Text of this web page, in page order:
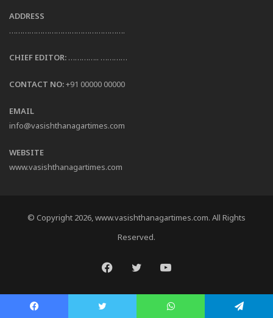
ADDRESS
…………………………………………….
CHIEF EDITOR: ………….. …………
CONTACT NO:+91 00000 00000
EMAIL
info@vasishthanagartimes.com
WEBSITE
www.vasishthanagartimes.com
© Copyright 2026, www.vasishthanagartimes.com. All Rights
Reserved.
Facebook
TwitterYouTube